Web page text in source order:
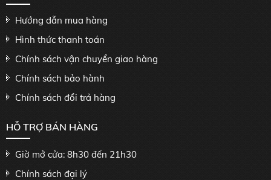
Hướng dẫn mua hàng
Hình thức thanh toán
Chính sách vận chuyển giao hàng
Chính sách bảo hành
Chính sách đổi trả hàng
HỖ TRỢ BÁN HÀNG
Giờ mở cửa: 8h30 đến 21h30
Chính sách đại lý